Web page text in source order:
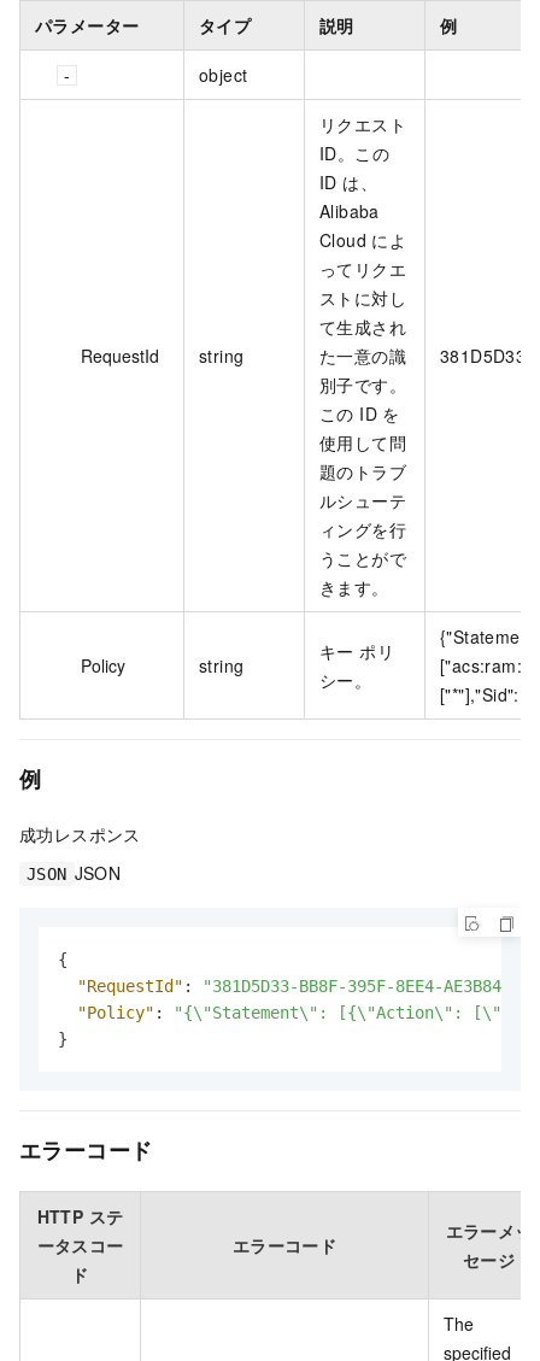
パラメーター タイプ 説明 例
object
RequestId string
リクエスト
ID。この
ID は、
Alibaba
Cloud によ
ってリクエ
ストに対し
て生成され
た一意の識
別子です。
この ID を
使用して問
題のトラブ
ルシューテ
ィングを行
うことがで
きます。
381D5D33-
Policy string
キー ポリ
シー。
["*"],"Sid":
例
成功レスポンス
JSON JSON
{
"RequestId" :
"381D5D33-BB8F-395F-8EE4-
"Policy" :
"{\"Statement\": [{\"Action\":
}
エラーコード
HTTP ステ
ータスコー
ド
エラーコード
エラーメッ
セージ
The
specified